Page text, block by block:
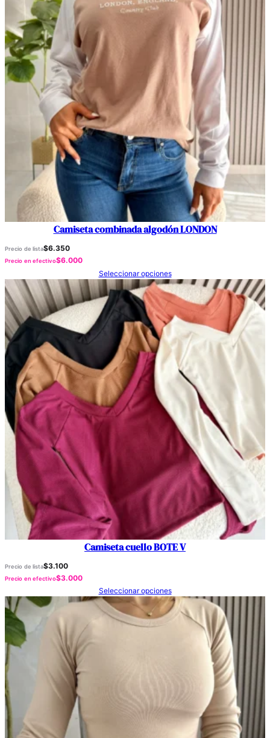
Camiseta combinada algodón LONDON
Precio de lista$6.350
Precio en efectivo$6.000
Seleccionar opciones
Camiseta cuello BOTE V
Precio de lista$3.100
Precio en efectivo$3.000
Seleccionar opciones